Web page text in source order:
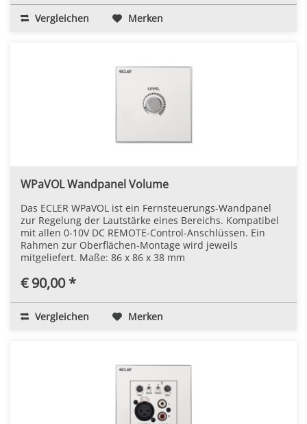
Vergleichen Merken
WPaVOL Wandpanel Volume
Das ECLER WPaVOL ist ein Fernsteuerungs-Wandpanel
zur Regelung der Lautstärke eines Bereichs. Kompatibel
mit allen 0-10V DC REMOTE-Control-Anschlüssen. Ein
Rahmen zur Oberflächen-Montage wird jeweils
mitgeliefert. Maße: 86 x 86 x 38 mm
€ 90,00 *
Vergleichen Merken